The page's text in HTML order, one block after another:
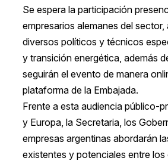
Se espera la participación
empresarios alemanes del
diversos políticos y técnicos
y transición energética, además
seguirán el evento de manera
plataforma de la Embajada.
Frente a esta audiencia público-
y Europa, la Secretaria, los
empresas argentinas abordarán
existentes y potenciales entre los